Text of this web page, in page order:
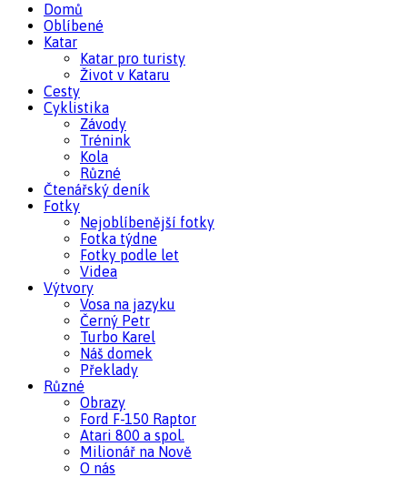
Domů
Oblíbené
Katar
Katar pro turisty
Život v Kataru
Cesty
Cyklistika
Závody
Trénink
Kola
Různé
Čtenářský deník
Fotky
Nejoblíbenější fotky
Fotka týdne
Fotky podle let
Videa
Výtvory
Vosa na jazyku
Černý Petr
Turbo Karel
Náš domek
Překlady
Různé
Obrazy
Ford F-150 Raptor
Atari 800 a spol.
Milionář na Nově
O nás